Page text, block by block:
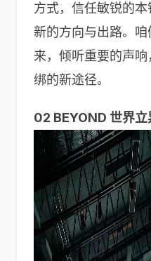
方式，信任敏锐的
新的方向与出路。
来，倾听重要的声
绑的新途径。
02 BEYOND 世界立